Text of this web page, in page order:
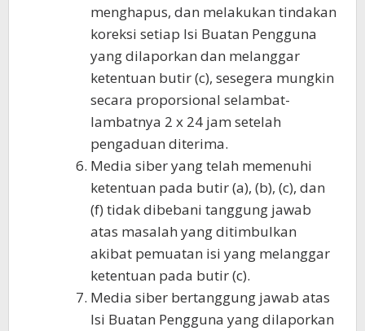
menghapus, dan melakukan tindakan
koreksi setiap Isi Buatan Pengguna
yang dilaporkan dan melanggar
ketentuan butir (c), sesegera mungkin
secara proporsional selambat-
lambatnya 2 x 24 jam setelah
pengaduan diterima.
Media siber yang telah memenuhi
ketentuan pada butir (a), (b), (c), dan
(f) tidak dibebani tanggung jawab
atas masalah yang ditimbulkan
akibat pemuatan isi yang melanggar
ketentuan pada butir (c).
Media siber bertanggung jawab atas
Isi Buatan Pengguna yang dilaporkan